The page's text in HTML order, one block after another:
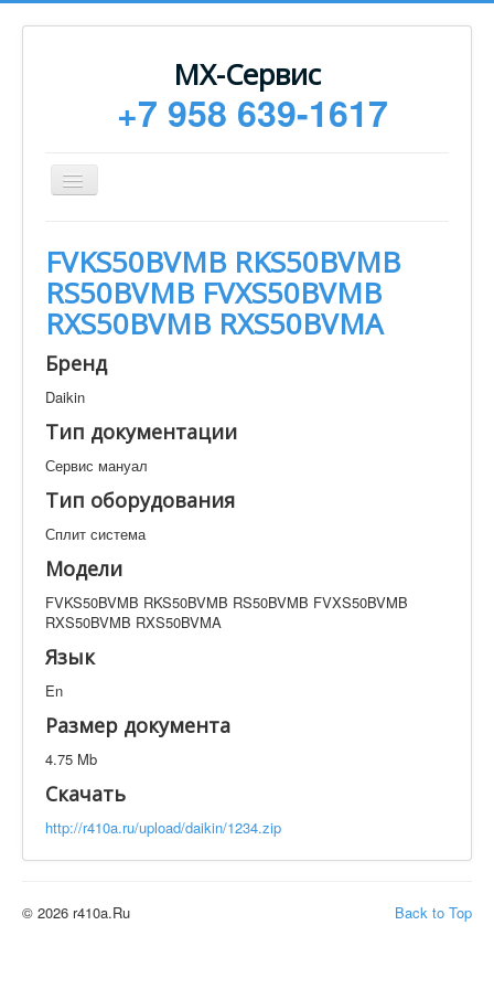
МХ-Сервис
+7 958 639-1617
Toggle
Navigation
Монтаж
Сервисное обслуживание
Новости
Контакты
Техническая документация
FVKS50BVMB RKS50BVMB RS50BVMB FVXS50BVMB
Искать
Производитель
Элементов на страницу
FVKS50BVMB RKS50BVMB
RS50BVMB FVXS50BVMB
RXS50BVMB RXS50BVMA
Бренд
Daikin
Тип документации
Сервис мануал
Тип оборудования
Сплит система
Модели
FVKS50BVMB RKS50BVMB RS50BVMB FVXS50BVMB
RXS50BVMB RXS50BVMA
Язык
En
Размер документа
4.75 Mb
Скачать
http://r410a.ru/upload/daikin/1234.zip
Back to Top
© 2026 r410a.Ru